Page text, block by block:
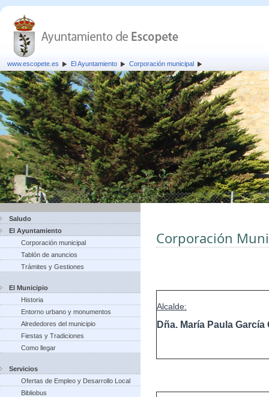
www.escopete.es El Ayuntamiento Corporación municipal
Saludo
El Ayuntamiento
Corporación municipal
Tablón de anuncios
Trámites y Gestiones
El Municipio
Historia
Entorno urbano y monumentos
Alrededores del municipio
Fiestas y Tradiciones
Como llegar
Servicios
Ofertas de Empleo y Desarrollo Local
Bibliobus
Corporación
Alcalde:
Dña. María Paula